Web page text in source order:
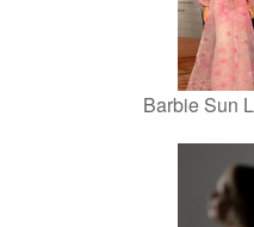
Barbie Sun